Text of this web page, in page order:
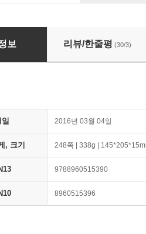
을 생각했다
보 리뷰/한줄평 (30/3)
일 2016년 03월 04일
, 크기 248쪽 | 338g |
9788960515390
8960515396